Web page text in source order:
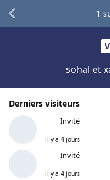
sohal et
Derniers visiteurs
Invité
il y a 4 jours
Invité
il y a 4 jours
1